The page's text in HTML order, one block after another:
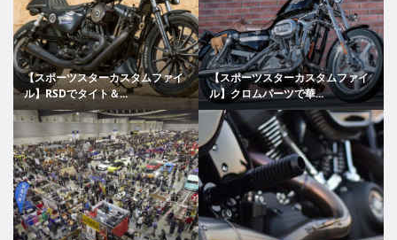
【スポーツスターカスタムファイ
ル】RSDでタイト＆...
【スポーツスターカスタムファイ
ル】クロムパーツで華...